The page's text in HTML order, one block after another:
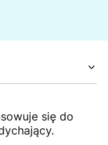
się do